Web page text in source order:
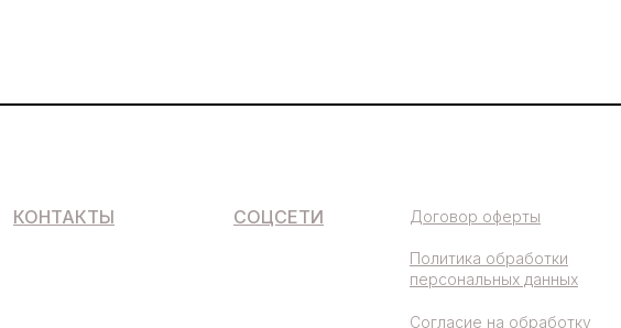
КОНТАКТЫ СОЦСЕТИ Договор оферты
Политика обработки
персональных данных
Согласие на обработку